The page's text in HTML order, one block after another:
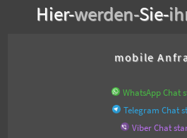
Hier-werden-Sie-
mobile
WhatsApp Chat
Telegram Chat
Viber Chat